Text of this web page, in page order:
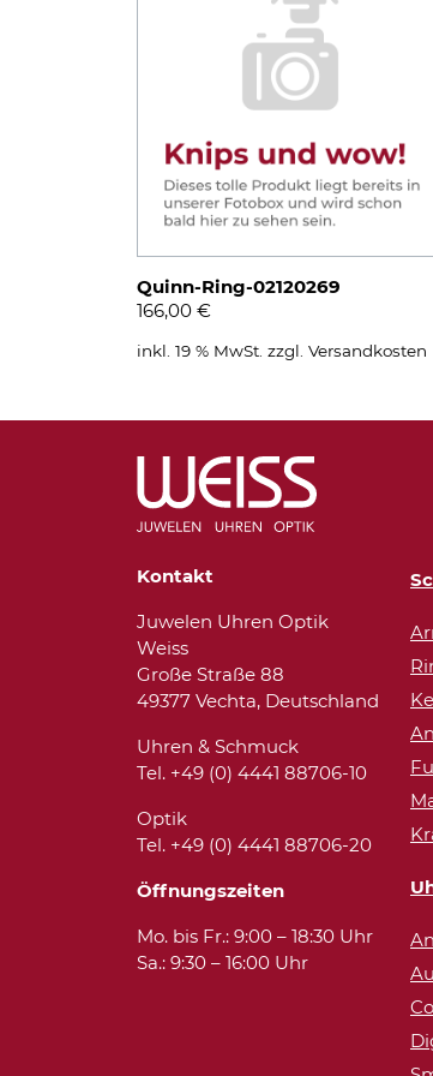
Quinn-Ring-02120269
166,00 €
inkl. 19 % MwSt. zzgl. Versandkosten
Kontakt
Juwelen Uhren Optik
Weiss
Große Straße 88
49377 Vechta, Deutschland
Uhren & Schmuck
Tel. +49 (0) 4441 88706-10
Optik
Tel. +49 (0) 4441 88706-20
Öffnungszeiten
Mo. bis Fr.: 9:00 – 18:30 Uhr
Sa.: 9:30 – 16:00 Uhr